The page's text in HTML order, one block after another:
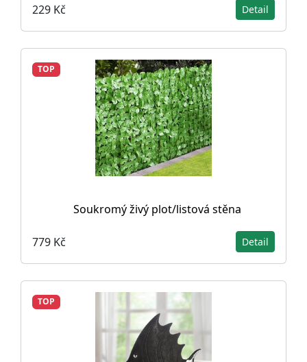
229 Kč Detail
TOP
Soukromý živý plot/listová stěna
779 Kč Detail
TOP